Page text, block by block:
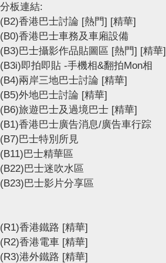
分板連結:
(B2)香港巴士討論 [熱門] [精華]
(B0)香港巴士車務及車廂設備
(B3)巴士攝影作品貼圖區 [熱門] [精華]
(B3i)即拍即貼 -手機相&翻拍Mon相
(B4)兩岸三地巴士討論 [精華]
(B5)外地巴士討論 [精華]
(B6)旅遊巴士及過境巴士 [精華]
(B1)香港巴士廣告消息/廣告車行踪
(B7)巴士特別所見
(B11)巴士精華區
(B22)巴士迷吹水區
(B23)巴士影片分享區
(R1)香港鐵路 [精華]
(R2)香港電車 [精華]
(R3)港外鐵路 [精華]